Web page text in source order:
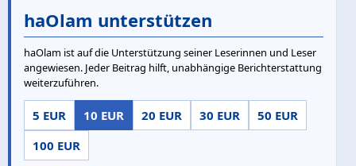
haOlam unterstützen
haOlam ist auf die Unterstützung seiner Leserinnen und Leser
angewiesen. Jeder Beitrag hilft, unabhängige Berichterstattung
weiterzuführen.
5 EUR 10 EUR 20 EUR 30 EUR
50 EUR
100 EUR